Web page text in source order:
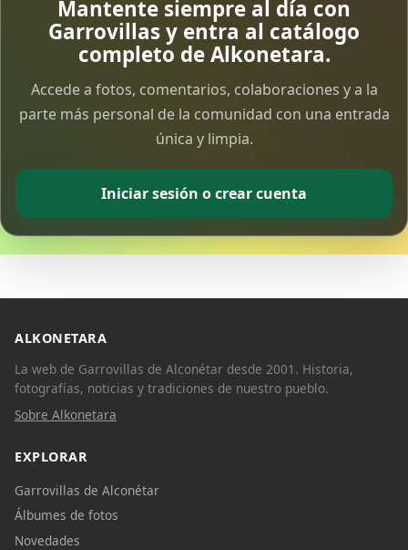
Mantente siempre al día con
Garrovillas y entra al catálogo
completo de Alkonetara.
Accede a fotos, comentarios, colaboraciones y a la
parte más personal de la comunidad con una entrada
única y limpia.
Iniciar sesión o crear cuenta
ALKONETARA
La web de Garrovillas de Alconétar desde 2001. Historia,
fotografías, noticias y tradiciones de nuestro pueblo.
Sobre Alkonetara
EXPLORAR
Garrovillas de Alconétar
Álbumes de fotos
Novedades